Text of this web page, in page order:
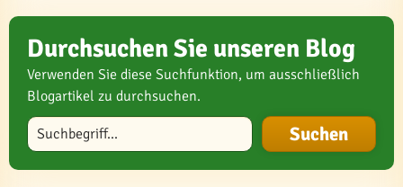
Durchsuchen Sie unseren Blog
Verwenden Sie diese Suchfunktion, um ausschließlich
Blogartikel zu durchsuchen.
Blog durchsuchen